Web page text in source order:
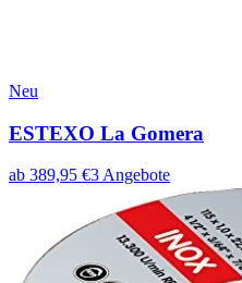
Neu
ESTEXO La Gomera
ab 389,95 €3 Angebote